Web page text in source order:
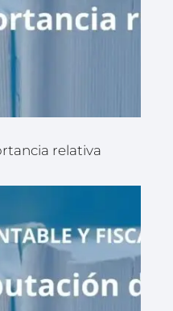
relativa